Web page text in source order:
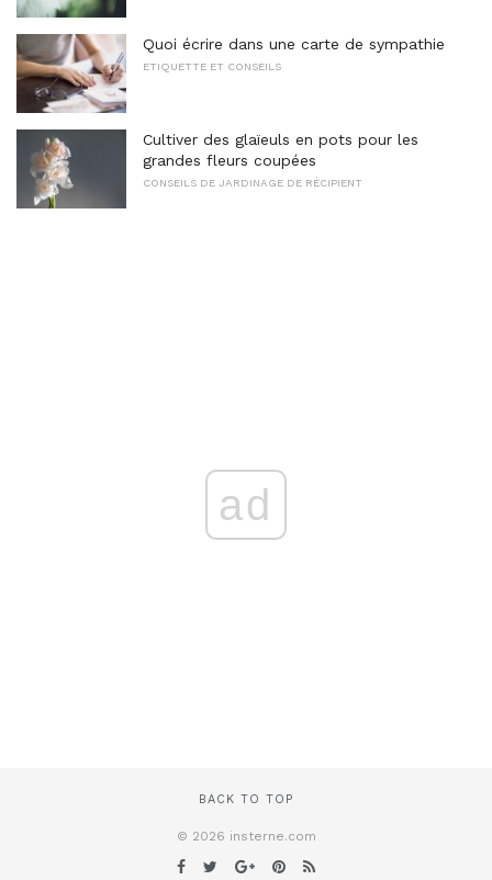
Quoi écrire dans une carte de sympathie
ETIQUETTE ET CONSEILS
Cultiver des glaïeuls en pots pour les
grandes fleurs coupées
CONSEILS DE JARDINAGE DE RÉCIPIENT
ad
BACK TO TOP
© 2026 insterne.com